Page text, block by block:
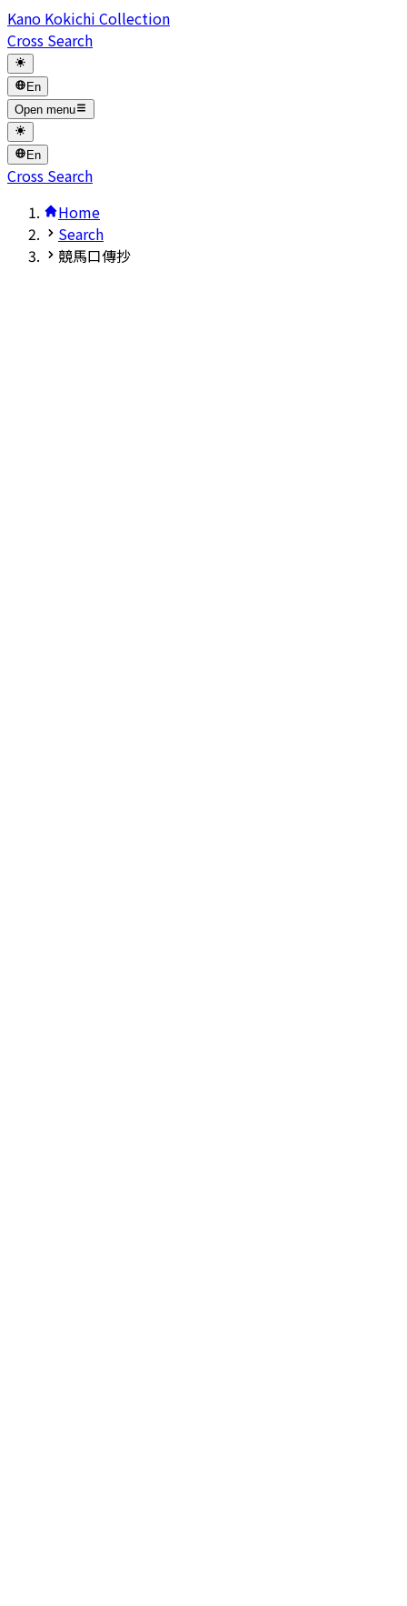
Kano Kokichi Collection
Cross Search
En
Open menu
En
Cross Search
Home
Search
競馬口傳抄